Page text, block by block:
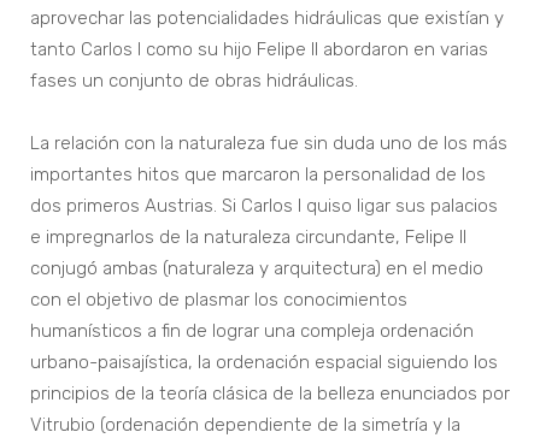
aprovechar las potencialidades hidráulicas que existían y
tanto Carlos I como su hijo Felipe II abordaron en varias
fases un conjunto de obras hidráulicas.
La relación con la naturaleza fue sin duda uno de los más
importantes hitos que marcaron la personalidad de los
dos primeros Austrias. Si Carlos I quiso ligar sus palacios
e impregnarlos de la naturaleza circundante, Felipe II
conjugó ambas (naturaleza y arquitectura) en el medio
con el objetivo de plasmar los conocimientos
humanísticos a fin de lograr una compleja ordenación
urbano-paisajística, la ordenación espacial siguiendo los
principios de la teoría clásica de la belleza enunciados por
Vitrubio (ordenación dependiente de la simetría y la